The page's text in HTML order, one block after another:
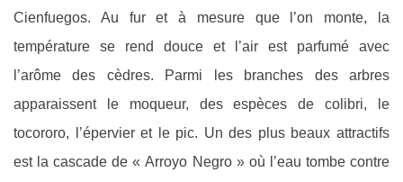
Cienfuegos. Au fur et à mesure que l’on monte, la
température se rend douce et l’air est parfumé avec
l’arôme des cèdres. Parmi les branches des arbres
apparaissent le moqueur, des espèces de colibri, le
tocororo, l’épervier et le pic. Un des plus beaux attractifs
est la cascade de « Arroyo Negro » où l’eau tombe contre